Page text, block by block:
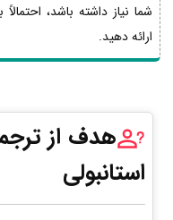
شما نیاز داشته باشد،
ارائه دهید.
هدف از
استانبولی